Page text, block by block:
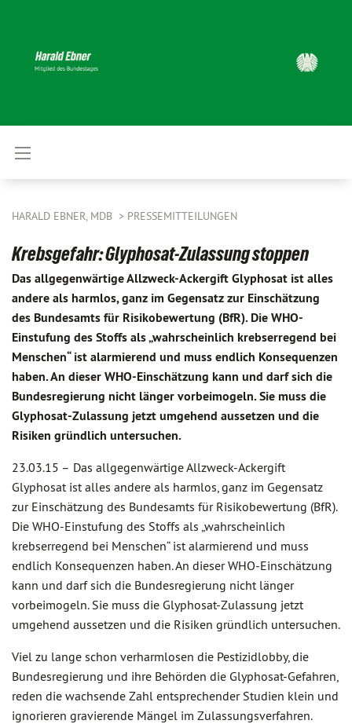
HARALD EBNER, MDB PRESSEMITTEILUNGEN
Krebsgefahr: Glyphosat-Zulassung stoppen
Das allgegenwärtige Allzweck-Ackergift Glyphosat ist alles
andere als harmlos, ganz im Gegensatz zur Einschätzung
des Bundesamts für Risikobewertung (BfR). Die WHO-
Einstufung des Stoffs als „wahrscheinlich krebserregend bei
Menschen“ ist alarmierend und muss endlich Konsequenzen
haben. An dieser WHO-Einschätzung kann und darf sich die
Bundesregierung nicht länger vorbeimogeln. Sie muss die
Glyphosat-Zulassung jetzt umgehend aussetzen und die
Risiken gründlich untersuchen.
23.03.15 – Das allgegenwärtige Allzweck-Ackergift
Glyphosat ist alles andere als harmlos, ganz im Gegensatz
zur Einschätzung des Bundesamts für Risikobewertung (BfR).
Die WHO-Einstufung des Stoffs als „wahrscheinlich
krebserregend bei Menschen“ ist alarmierend und muss
endlich Konsequenzen haben. An dieser WHO-Einschätzung
kann und darf sich die Bundesregierung nicht länger
vorbeimogeln. Sie muss die Glyphosat-Zulassung jetzt
umgehend aussetzen und die Risiken gründlich untersuchen.
Viel zu lange schon verharmlosen die Pestizidlobby, die
Bundesregierung und ihre Behörden die Glyphosat-Gefahren,
reden die wachsende Zahl entsprechender Studien klein und
ignorieren gravierende Mängel im Zulassungsverfahren.